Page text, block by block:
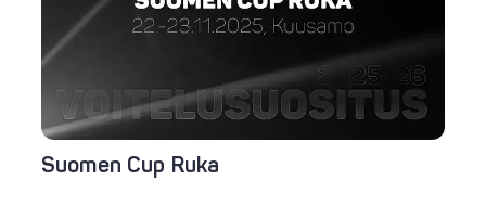
Suomen Cup Ruka